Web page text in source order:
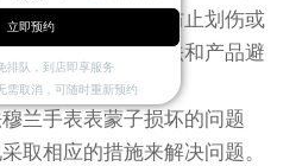
物和尖锐物品以防止划伤或
要使用温和的方法和产品避
手表表蒙子损坏的问题
取相应的措施来解决问题。
立即预约
排队，到店即享服务
需取消，可随时重新预约